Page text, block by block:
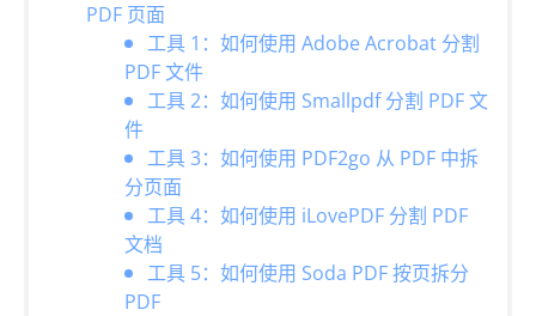
PDF 页面
工具 1：如何使用 Adob​​e Acrobat 分割
PDF 文件
工具 2：如何使用 Smallpdf 分割 PDF 文
件
工具 3：如何使用 PDF2go 从 PDF 中拆
分页面
工具 4：如何使用 iLovePDF 分割 PDF
文档
工具 5：如何使用 Soda PDF 按页拆分
PDF